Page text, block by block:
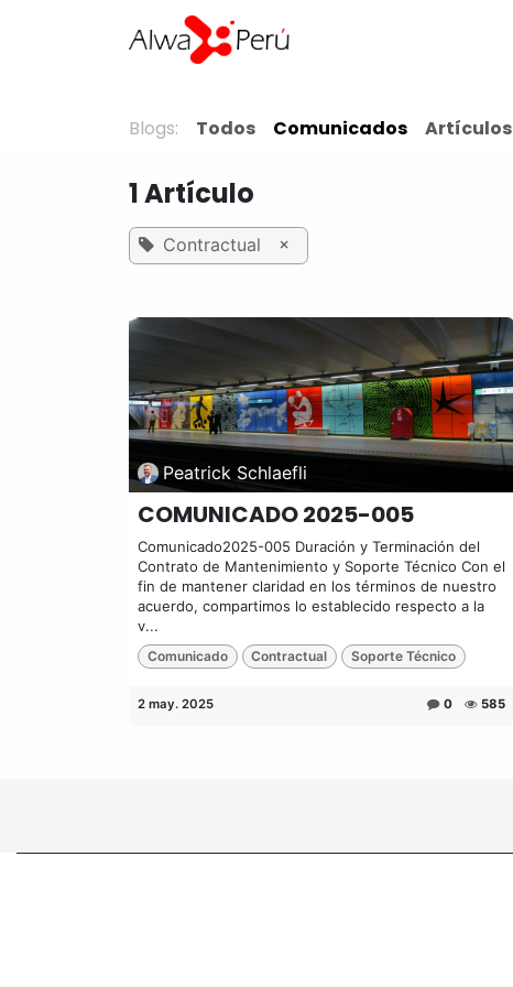
Blogs: Todos Comunicados Artículos
1 Artículo
Contractual ×
Peatrick Schlaefli
COMUNICADO 2025-005
Comunicado2025-005 Duración y Terminación del
Contrato de Mantenimiento y Soporte Técnico Con el
fin de mantener claridad en los términos de nuestro
acuerdo, compartimos lo establecido respecto a la
v...
Comunicado Contractual Soporte Técnico
2 may. 2025 0 585